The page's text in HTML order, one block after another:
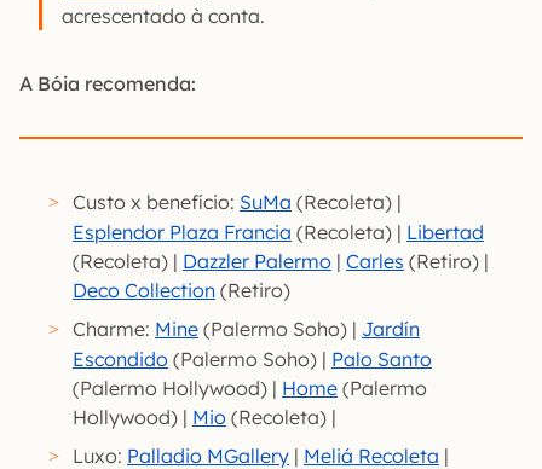
acrescentado à conta.
A Bóia recomenda:
Custo x benefício: SuMa (Recoleta) |
Esplendor Plaza Francia (Recoleta) | Libertad
(Recoleta) | Dazzler Palermo | Carles (Retiro) |
Deco Collection (Retiro)
Charme: Mine (Palermo Soho) | Jardín
Escondido (Palermo Soho) | Palo Santo
(Palermo Hollywood) | Home (Palermo
Hollywood) | Mio (Recoleta) |
Luxo: Palladio MGallery | Meliá Recoleta |